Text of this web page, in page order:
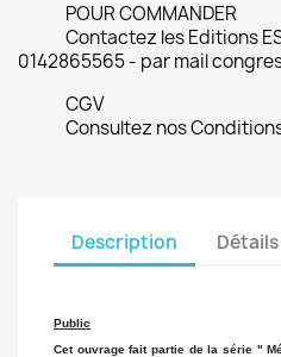
POUR COMMANDER
Contactez les Editions
0142865565 - par mail
CGV
Consultez nos
Description
Public
Cet ouvrage fait partie de la série "